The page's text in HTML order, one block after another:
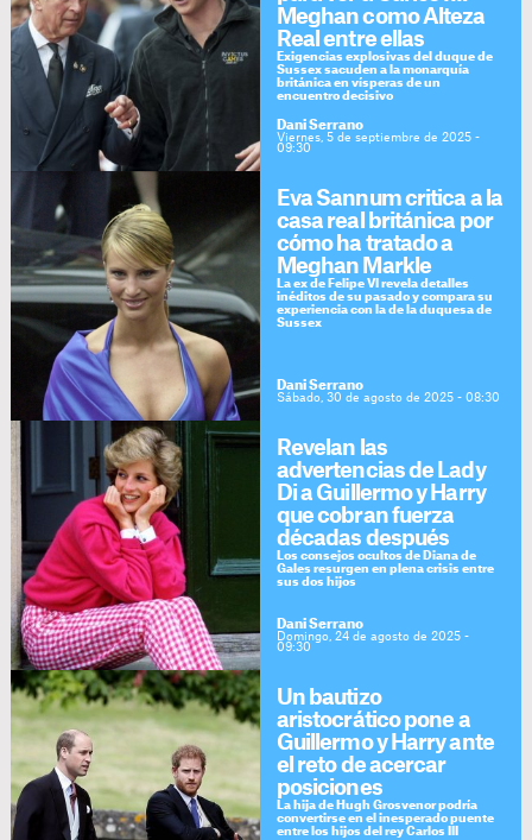
Meghan como Alteza
Real entre ellas
Exigencias explosivas del duque de
Sussex sacuden a la monarquía
británica en vísperas de un
encuentro decisivo
Dani Serrano
Viernes, 5 de septiembre de 2025 -
09:30
Eva Sannum critica a la
casa real británica por
cómo ha tratado a
Meghan Markle
La ex de Felipe VI revela detalles
inéditos de su pasado y compara su
experiencia con la de la duquesa de
Sussex
Dani Serrano
Sábado, 30 de agosto de 2025 - 08:30
Revelan las
advertencias de Lady
Di a Guillermo y Harry
que cobran fuerza
décadas después
Los consejos ocultos de Diana de
Gales resurgen en plena crisis entre
sus dos hijos
Dani Serrano
Domingo, 24 de agosto de 2025 -
09:30
Un bautizo
aristocrático pone a
Guillermo y Harry ante
el reto de acercar
posiciones
La hija de Hugh Grosvenor podría
convertirse en el inesperado puente
entre los hijos del rey Carlos III